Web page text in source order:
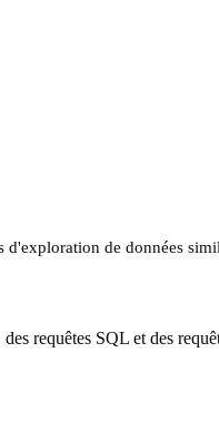
d'exploration de données
requêtes SQL et des